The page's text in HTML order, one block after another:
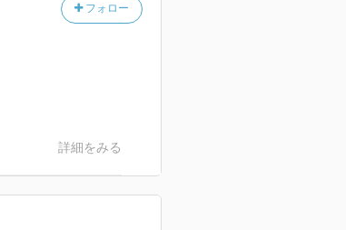
フォロー
詳細をみる